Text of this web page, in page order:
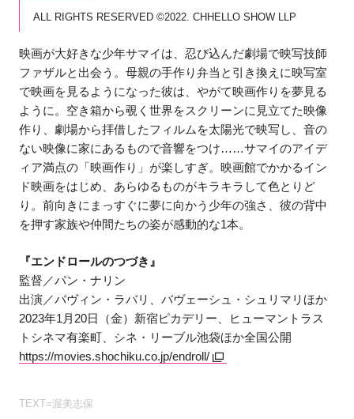
ALL RIGHTS RESERVED ©2022. CHHELLO SHOW LLP
映画が大好きな少年サマイは、忍び込んだ劇場で映写技師
ファザルと出会う。母親の手作り弁当と引き換えに映写室
で映画を見るようになった彼は、やがて映画作りを夢見る
ように。空き箱から覗く世界をスクリーンに見立てた映像
作り、劇場から拝借したフィルムを太陽光で映写し、音の
ない映像に家にあるもので音響をつけ……サマイのアイデ
ィア満点の「映画作り」が楽しすぎ。映画館でかかるイン
ド映画をはじめ、あらゆるものがキラキラして色とりど
り。前向きにまっすぐに夢に向かう少年の強さ、彼の背中
を押す家族や仲間たちの姿が感動的な1本。
『エンドロールのつづき』
監督／パン・ナリン
出演／バヴィン・ラバリ、バヴェーシュ・シュリマリほか
2023年1月20日（金）新宿ピカデリー、ヒューマントラス
トシネマ有楽町、シネ・リーブル池袋ほか全国公開
https://movies.shochiku.co.jp/endroll/
TEXT=渥美志保